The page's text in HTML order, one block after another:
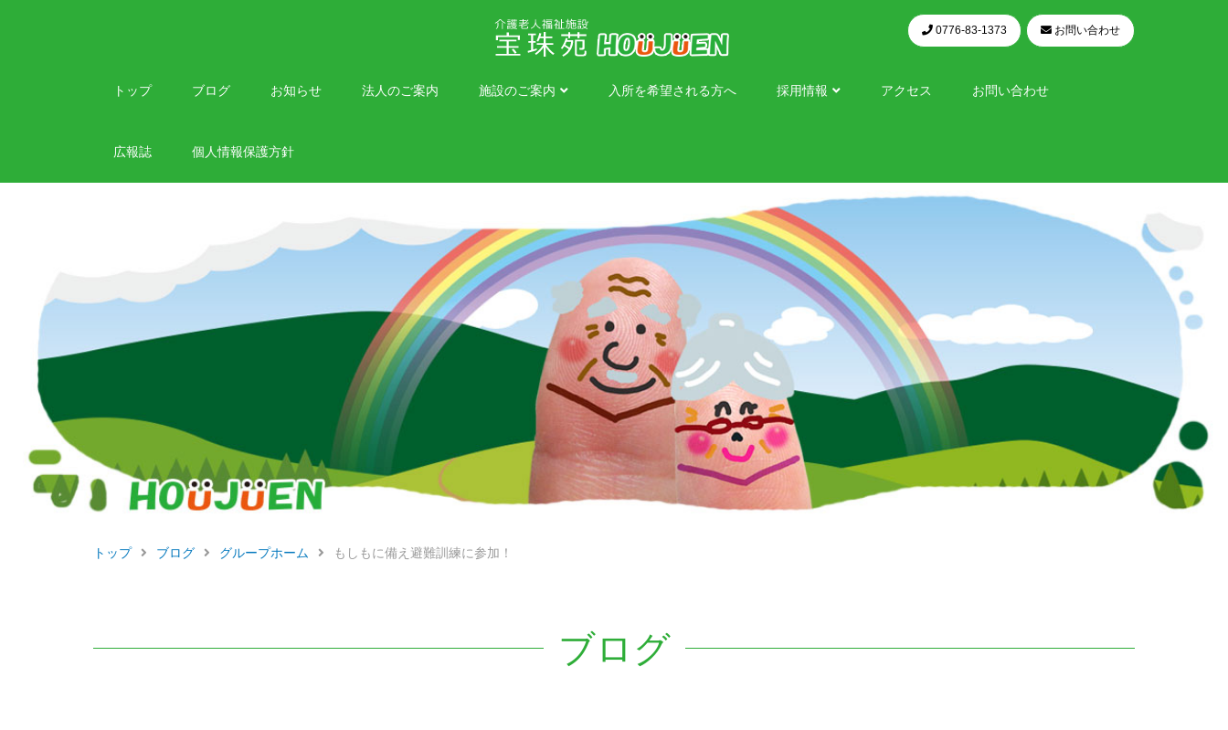
0776-83-1373 お問い合わせ
トップ ブログ お知らせ 法人のご案内 施設のご案内 入所を希望される方へ 採用情報 アクセス お問い合わせ
広報誌 個人情報保護方針
トップ ブログ グループホーム もしもに備え避難訓練に参加！
ブログ